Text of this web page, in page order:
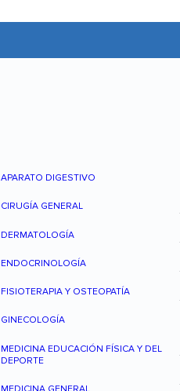
APARATO DIGESTIVO
CIRUGÍA GENERAL
DERMATOLOGÍA
ENDOCRINOLOGÍA
FISIOTERAPIA Y OSTEOPATÍA
GINECOLOGÍA
MEDICINA EDUCACIÓN FÍSICA Y DEL
DEPORTE